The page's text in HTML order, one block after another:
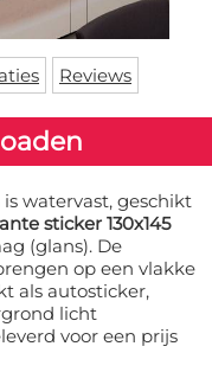
Reviews
is watervast, geschikt
sticker 130x145
(glans). De
op een vlakke
als autosticker,
licht
voor een prijs